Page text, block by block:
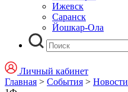
Ижевск
Саранск
Йошкар-Ола
Личный кабинет
Главная > События > Новости